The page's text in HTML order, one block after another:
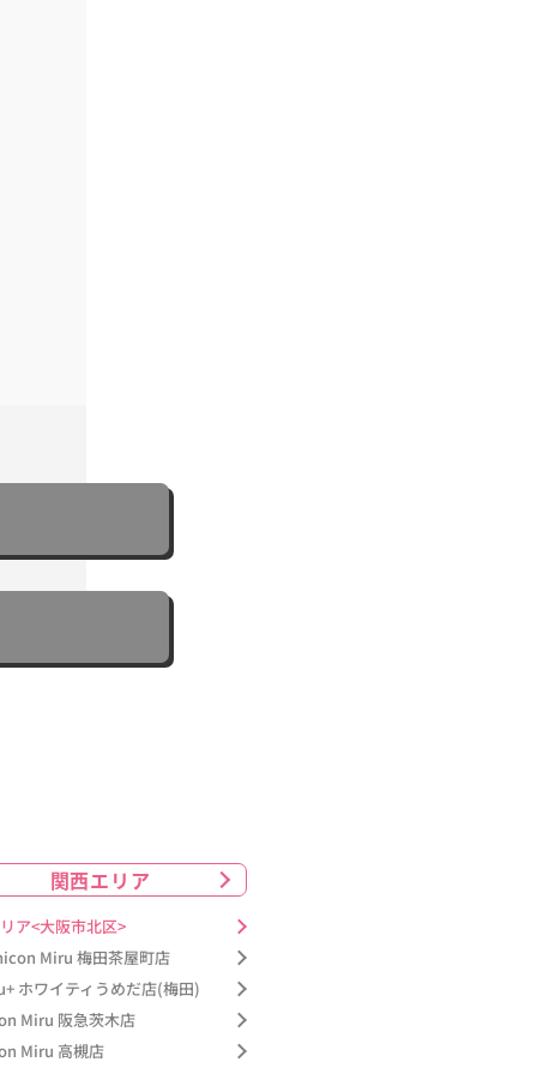
関西エリア
ア<大阪市北区>
Miru 梅田茶屋町店
ホワイティうめだ店(梅田)
Miru 阪急茨木店
Miru 高槻店